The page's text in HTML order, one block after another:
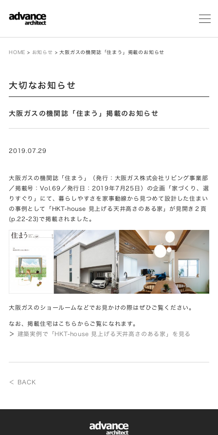
メ
HOME > お知らせ >大阪ガスの機関誌「住まう」掲載のお知らせ
大切なお知らせ
大阪ガスの機関誌「住まう」掲載のお知らせ
2019.07.29
大阪ガスの機関誌「住まう」（発行：大阪ガス株式会社リビング事業部
／掲載号：Vol.69／発行日：2019年7月25日）の企画「家づくり、選
りすぐり」にて、暮らしやすさを家事動線から見つめて設計した住まい
の事例として「HKT-house 見上げる天井高さのある家」が見開き２頁
(p.22-23)で掲載されました。
大阪ガスのショールームなどでお見かけの際はぜひご覧ください。
なお、掲載住宅はこちらからご覧になれます。
＞
建築実例で「HKT-house 見上げる天井高さのある家」を見る
＜ BACK